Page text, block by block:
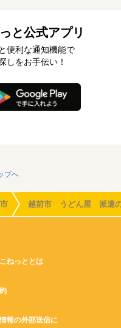
と公式アプリ
便利な通知機能で
しをお手伝い！
プへ
越前市 うどん屋 派遣
ねっととは
報の外部送信に